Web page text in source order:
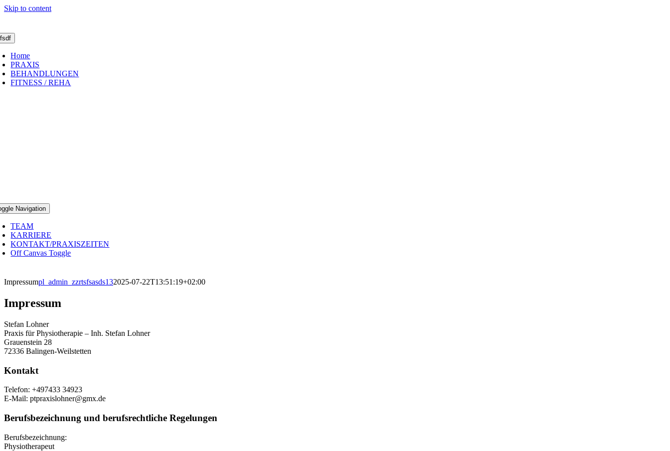
Skip to content
Home
PRAXIS
BEHANDLUNGEN
FITNESS / REHA
Navigation
TEAM
KARRIERE
KONTAKT/PRAXISZEITEN
Off Canvas Toggle
Impressumpl_admin_zzrtsfsasds132025-07-22T13:51:19+02:00
Impressum
Stefan Lohner
Praxis für Physiotherapie – Inh. Stefan Lohner
Grauenstein 28
72336 Balingen-Weilstetten
Kontakt
Telefon: +497433 34923
E-Mail: ptpraxislohner@gmx.de
Berufsbezeichnung und berufsrechtliche Regelungen
Berufsbezeichnung:
Physiotherapeut